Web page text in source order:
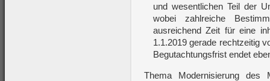
und wesentlichen Teil der
wobei zahlreiche
ausreichend Zeit für eine
1.1.2019 gerade rechtzeitig
Begutachtungsfrist endet
Thema Modernisierung des